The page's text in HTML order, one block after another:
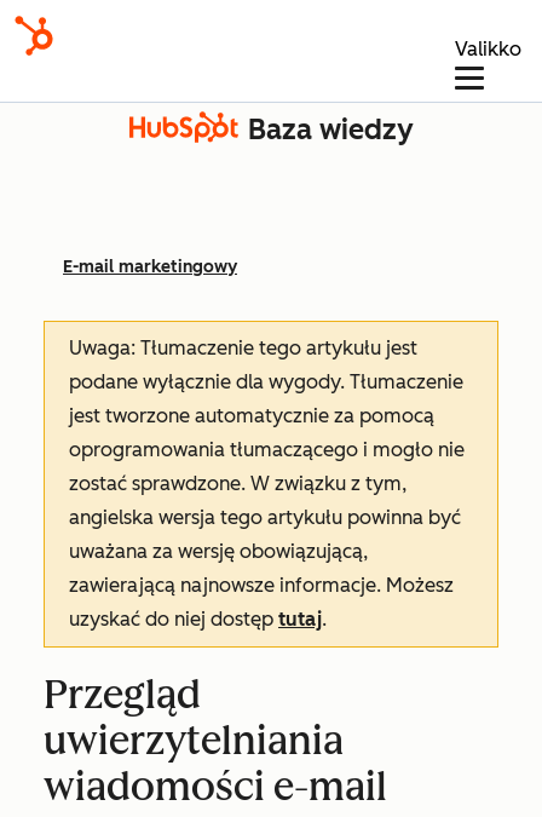
Valikko
Baza wiedzy
E-mail marketingowy
Uwaga: Tłumaczenie tego artykułu jest
podane wyłącznie dla wygody. Tłumaczenie
jest tworzone automatycznie za pomocą
oprogramowania tłumaczącego i mogło nie
zostać sprawdzone. W związku z tym,
angielska wersja tego artykułu powinna być
uważana za wersję obowiązującą,
zawierającą najnowsze informacje. Możesz
uzyskać do niej dostęp tutaj.
Przegląd
uwierzytelniania
wiadomości e-mail